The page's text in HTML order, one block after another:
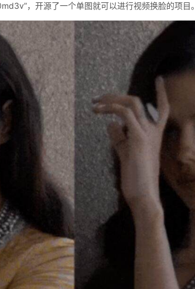
，开源了一个单图就可以进行视频换脸的项目。